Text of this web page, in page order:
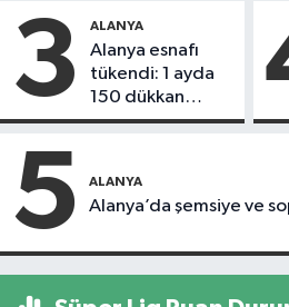
3 ALANYA
Alanya esnafı
tükendi: 1 ayda
150 dükkan
kapandı
5 ALANYA
Alanya’da şemsiye ve